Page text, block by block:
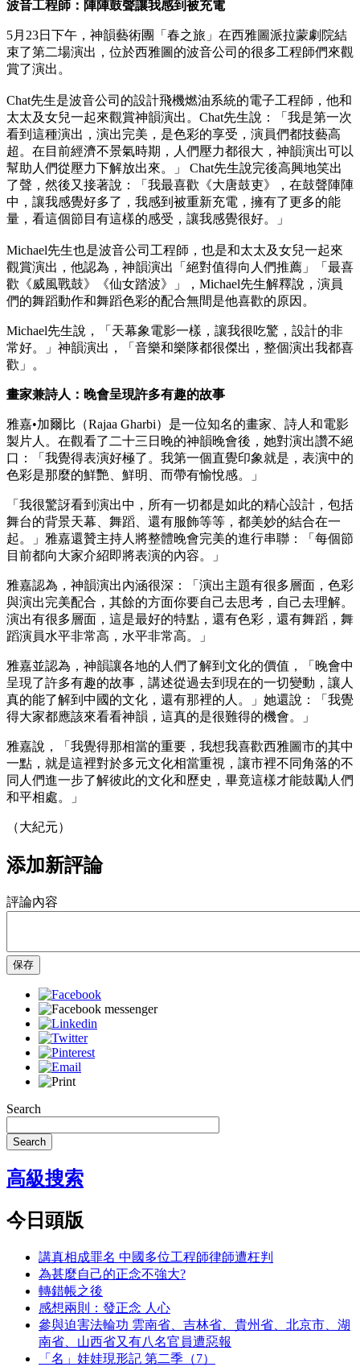
波音工程師：陣陣鼓聲讓我感到被充電
5月23日下午，神韻藝術團「春之旅」在西雅圖派拉蒙劇院結
束了第二場演出，位於西雅圖的波音公司的很多工程師們來觀
賞了演出。
Chat先生是波音公司的設計飛機燃油系統的電子工程師，他和
太太及女兒一起來觀賞神韻演出。Chat先生說：「我是第一次
看到這種演出，演出完美，是色彩的享受，演員們都技藝高
超。在目前經濟不景氣時期，人們壓力都很大，神韻演出可以
幫助人們從壓力下解放出來。」 Chat先生說完後高興地笑出
了聲，然後又接著說：「我最喜歡《大唐鼓吏》，在鼓聲陣陣
中，讓我感覺好多了，我感到被重新充電，擁有了更多的能
量，看這個節目有這樣的感受，讓我感覺很好。」
Michael先生也是波音公司工程師，也是和太太及女兒一起來
觀賞演出，他認為，神韻演出「絕對值得向人們推薦」「最喜
歡《威風戰鼓》《仙女踏波》」，Michael先生解釋說，演員
們的舞蹈動作和舞蹈色彩的配合無間是他喜歡的原因。
Michael先生說，「天幕象電影一樣，讓我很吃驚，設計的非
常好。」神韻演出，「音樂和樂隊都很傑出，整個演出我都喜
歡」。
畫家兼詩人：晚會呈現許多有趣的故事
雅嘉•加爾比（Rajaa Gharbi）是一位知名的畫家、詩人和電影
製片人。在觀看了二十三日晚的神韻晚會後，她對演出讚不絕
口：「我覺得表演好極了。我第一個直覺印象就是，表演中的
色彩是那麼的鮮艷、鮮明、而帶有愉悅感。」
「我很驚訝看到演出中，所有一切都是如此的精心設計，包括
舞台的背景天幕、舞蹈、還有服飾等等，都美妙的結合在一
起。」雅嘉還贊主持人將整體晚會完美的進行串聯：「每個節
目前都向大家介紹即將表演的內容。」
雅嘉認為，神韻演出內涵很深：「演出主題有很多層面，色彩
與演出完美配合，其餘的方面你要自己去思考，自己去理解。
演出有很多層面，這是最好的特點，還有色彩，還有舞蹈，舞
蹈演員水平非常高，水平非常高。」
雅嘉並認為，神韻讓各地的人們了解到文化的價值，「晚會中
呈現了許多有趣的故事，講述從過去到現在的一切變動，讓人
真的能了解到中國的文化，還有那裡的人。」她還說：「我覺
得大家都應該來看看神韻，這真的是很難得的機會。」
雅嘉說，「我覺得那相當的重要，我想我喜歡西雅圖市的其中
一點，就是這裡對於多元文化相當重視，讓市裡不同角落的不
同人們進一步了解彼此的文化和歷史，畢竟這樣才能鼓勵人們
和平相處。」
（大紀元）
添加新評論
評論內容
保存
Search
Search
高級搜索
今日頭版
講真相成罪名 中國多位工程師律師遭枉判
為甚麼自己的正念不強大?
轉錯帳之後
感想兩則：發正念 人心
參與迫害法輪功 雲南省、吉林省、貴州省、北京市、湖
南省、山西省又有八名官員遭惡報
「名」娃娃現形記 第二季（7）